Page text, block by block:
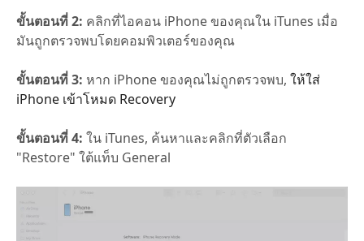
ขั้นตอนที่ 2: คลิกที่ไอคอน iPhone ของคุณใน iTunes เมื่อ
มันถูกตรวจพบโดยคอมพิวเตอร์ของคุณ
ขั้นตอนที่ 3: หาก iPhone ของคุณไม่ถูกตรวจพบ, ให้ใส่
iPhone เข้าโหมด Recovery
ขั้นตอนที่ 4: ใน iTunes, ค้นหาและคลิกที่ตัวเลือก
"Restore" ใต้แท็บ General